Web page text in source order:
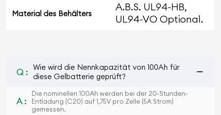
Material des Behälters
A.B.S. UL94-HB,
UL94-VO Optional.
Q :
Wie wird die Nennkapazität von 100Ah für
diese Gelbatterie geprüft?
A :
Die nominellen 100Ah werden bei der 20-Stunden-
Entladung (C20) auf 1,75V pro Zelle (5A Strom)
gemessen.